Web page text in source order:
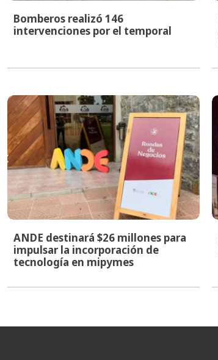
Bomberos realizó 146
intervenciones por el temporal
ANDE destinará $26 millones para
impulsar la incorporación de
tecnología en mipymes